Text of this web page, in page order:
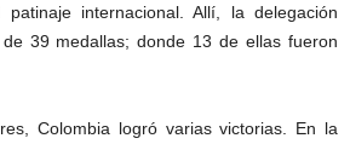
internacional. Allí, la delegación
39 medallas; donde 13 de ellas fueron
Colombia logró varias victorias. En la